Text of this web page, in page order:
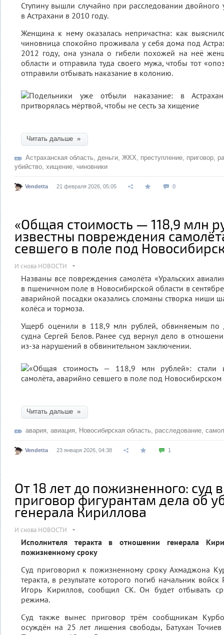
Ступину вышли случайно при расследовании двойного
в Астрахани в 2010 году.
Женщина к нему оказалась непричастна: как
чиновница спокойно проживала у себя дома под
2012 году, она узнала о гибели похожей на неё
области и отправила туда своего мужа, чтобы тот
отправили отбывать наказание в колонию.
Читать дальше »
Астраханская область деньги ЖКХ преступление приговор
убийство хищение чиновники
Vendetta 21 февраля 2026, 05:05 0
«Общая стоимость — 118,9 млн
известны повреждения
севшего в поле под
И снова НОВОСТИ
Названы все повреждения самолёта «Уральских
в пшеничном поле в Новосибирской области в сентябре
аварийной посадки оказались сломаны створка ниши
колёса и тормоза.
Ущерб оценили в 118,9 млн рублей, обвиняемым по
судна Сергей Белов. Ранее суд вернул дело в
из-за нарушений в обвинительном заключении.
Читать дальше »
авария авиация Новосибирская область расследование
Vendetta 23 января 2026, 04:38 1
От 18 лет до пожизненного: суд
приговор фигурантам дела об
генерала Кириллова
И снова НОВОСТИ
Исполнителя теракта в отношении генерала
пожизненному сроку
Суд приговорил к пожизненному сроку Ахмаджона
теракта, в результате которого погиб начальник
Игорь Кириллов, сообщил СК. Он будет отбывать
режима.
Суд также вынес приговор трём сообщникам
осуждён на 25 лет лишения свободы, Батухан